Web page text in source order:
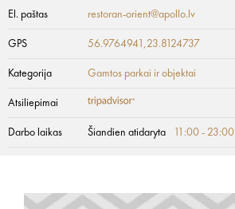
El. paštas restoran-orient@apollo.lv
GPS 56.9764941,23.8124737
Kategorija Gamtos parkai ir objektai
Atsiliepimai
Darbo laikas Šiandien atidaryta 11:00 - 23:00